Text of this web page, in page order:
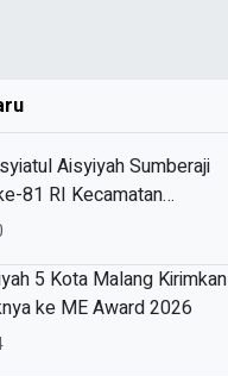
Aisyiyah Sumberaji
81 RI Kecamatan
5 Kota Malang Kirimkan
ke ME Award 2026